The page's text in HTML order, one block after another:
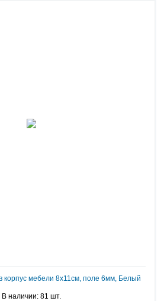
корпус мебели 8х11см, поле 6мм, Белый
В наличии: 81 шт.